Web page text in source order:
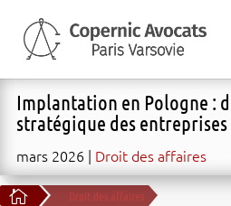
Implantation en Pologne :
stratégique des entreprises
mars 2026 Droit des affaires

Droit des affaires